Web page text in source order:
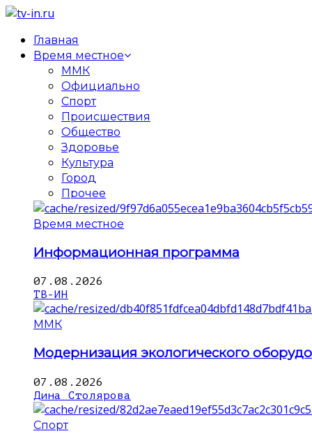
Главная
Время местное
ММК
Официально
Спорт
Происшествия
Общество
Здоровье
Культура
Город
Прочее
Время местное
Информационная программа
07.08.2026
ТВ-ИН
ММК
Модернизация экологического
07.08.2026
Дина Столярова
Спорт